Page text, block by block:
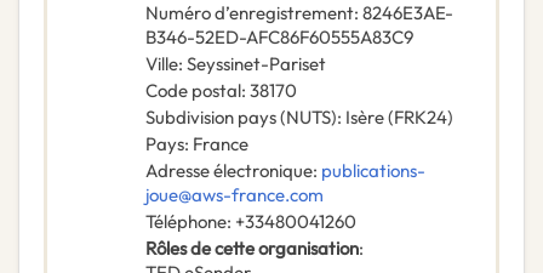
Numéro d’enregistrement: 8246E3AE-
B346-52ED-AFC86F60555A83C9
Ville: Seyssinet-Pariset
Code postal: 38170
Subdivision pays (NUTS): Isère(FRK24)
Pays: France
Adresse électronique: publications-
joue@aws-france.com
Téléphone: +33480041260
Rôles de cette organisation: